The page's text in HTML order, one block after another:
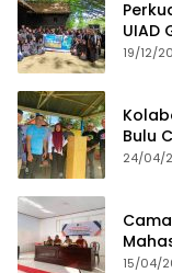
UIAD
19/12/
Bulu
24/04/
15/04/